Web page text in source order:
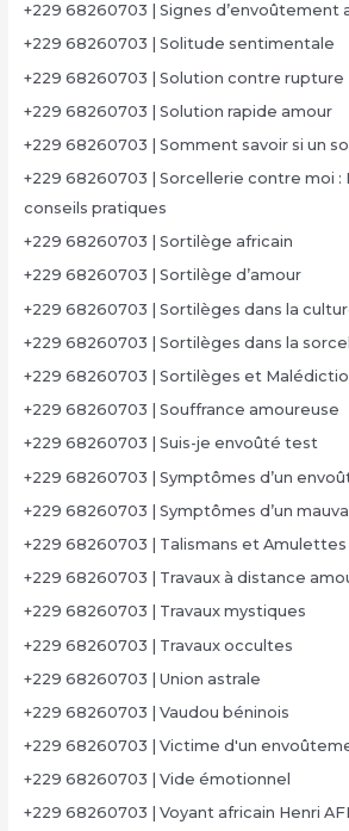
+229 68260703 | Signes d’envoûtement
+229 68260703 | Solitude sentimentale
+229 68260703 | Solution contre rupture
+229 68260703 | Solution rapide amour
+229 68260703 | Somment savoir si un
+229 68260703 | Sorcellerie contre moi
conseils pratiques
+229 68260703 | Sortilège africain
+229 68260703 | Sortilège d’amour
+229 68260703 | Sortilèges dans la
+229 68260703 | Sortilèges dans la
+229 68260703 | Sortilèges et
+229 68260703 | Souffrance amoureuse
+229 68260703 | Suis-je envoûté test
+229 68260703 | Symptômes d’un
+229 68260703 | Symptômes d’un
+229 68260703 | Talismans et
+229 68260703 | Travaux à distance
+229 68260703 | Travaux mystiques
+229 68260703 | Travaux occultes
+229 68260703 | Union astrale
+229 68260703 | Vaudou béninois
+229 68260703 | Victime d'un
+229 68260703 | Vide émotionnel
+229 68260703 | Voyant africain Henri